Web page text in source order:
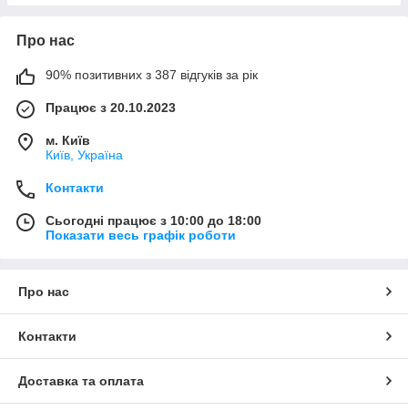
Про нас
90% позитивних з 387 відгуків за рік
Працює з 20.10.2023
м. Київ
Київ, Україна
Контакти
Сьогодні працює з 10:00 до 18:00
Показати весь графік роботи
Про нас
Контакти
Доставка та оплата